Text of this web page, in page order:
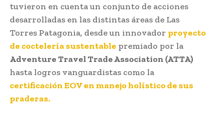
tuvieron en cuenta un conjunto de acciones
desarrolladas en las distintas áreas de Las
Torres Patagonia, desde un innovador proyecto
de coctelería sustentable premiado por la
Adventure Travel Trade Association (ATTA)
hasta logros vanguardistas como la
certificación EOV en manejo holístico de sus
praderas.